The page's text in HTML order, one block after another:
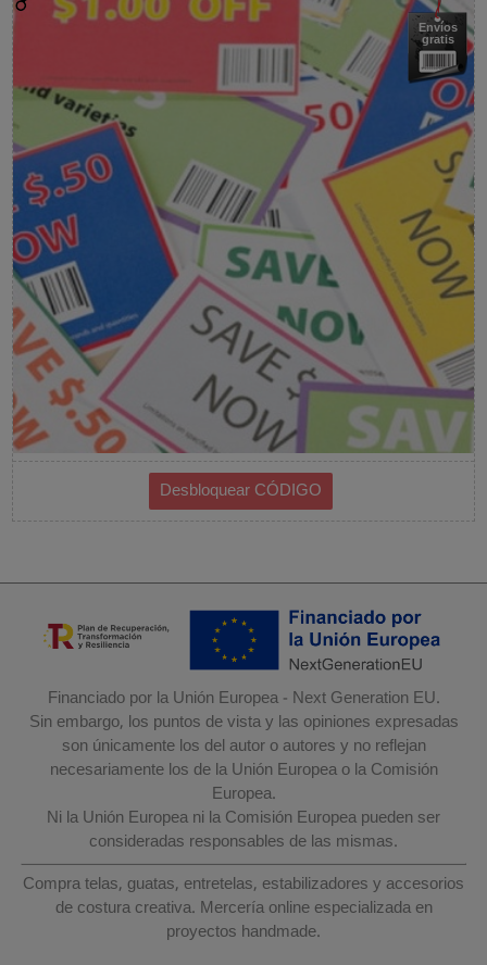
Envíos
gratis
Financiado por la Unión Europea - Next Generation EU.
Sin embargo, los puntos de vista y las opiniones expresadas
son únicamente los del autor o autores y no reflejan
necesariamente los de la Unión Europea o la Comisión
Europea.
Ni la Unión Europea ni la Comisión Europea pueden ser
consideradas responsables de las mismas.
Compra telas, guatas, entretelas, estabilizadores y accesorios
de costura creativa. Mercería online especializada en
proyectos handmade.